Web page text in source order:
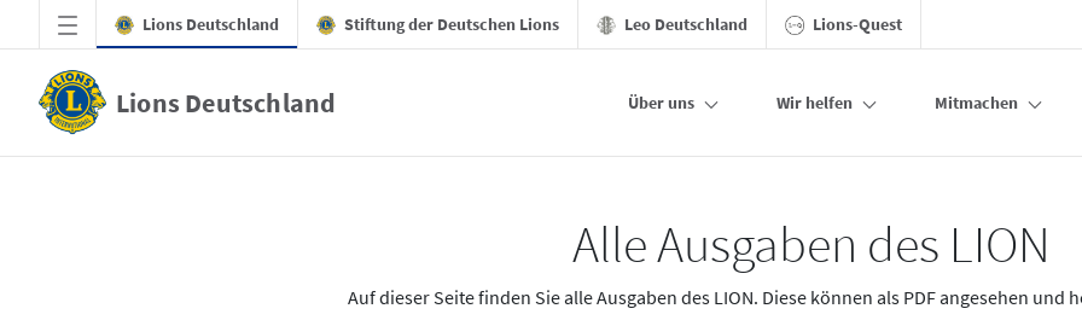
Zum Hauptinhalt springen
Lions Deutschland Stiftung der Deutschen Lions Leo Deutschland Lions-Quest
Lions Deutschland Über uns Wir helfen Mitmachen
Alle Ausgaben des LION
Auf dieser Seite finden Sie alle Ausgaben des LION. Diese können als PDF angesehen und